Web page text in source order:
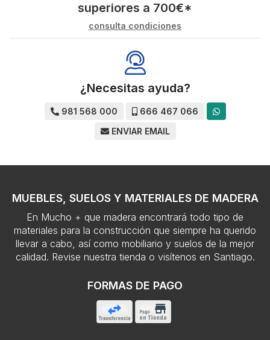
superiores a 700€*
consulta condiciones
¿Necesitas ayuda?
981 568 000
666 467 066
ENVIAR EMAIL
MUEBLES, SUELOS Y MATERIALES DE MADERA
En Mucho + que madera encontrará todo tipo de
materiales para la construcción que siempre ha querido
llevar a cabo, así como mobiliario y suelos de la mejor
calidad. Revise nuestra tienda o visítenos en Santiago.
FORMAS DE PAGO